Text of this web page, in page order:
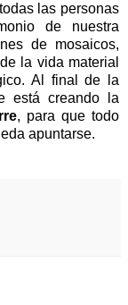
las personas
de nuestra
de mosaicos,
la vida material
Al final de
la
está creando la
, para que todo
apuntarse.